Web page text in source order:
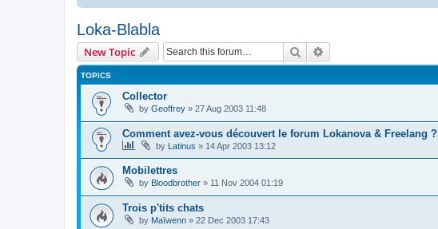
Loka-Blabla
New Topic Search
TOPICS
Collector
by Geoffrey » 27 Aug 2003 11:48
Comment avez-vous découvert le forum Lokanova & Freelang ?
by Latinus » 14 Apr 2003 13:12
Mobilettres
by Bloodbrother » 11 Nov 2004 01:19
Trois p'tits chats
by Maïwenn » 22 Dec 2003 17:43